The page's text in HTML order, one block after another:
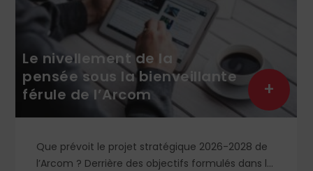
Le nivellement de la
pensée sous la bienveillante
férule de l’Arcom
Que prévoit le projet stratégique 2026-2028 de
l’Arcom ? Derrière des objectifs formulés dans le
+